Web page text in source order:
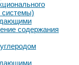
системы)
содержания